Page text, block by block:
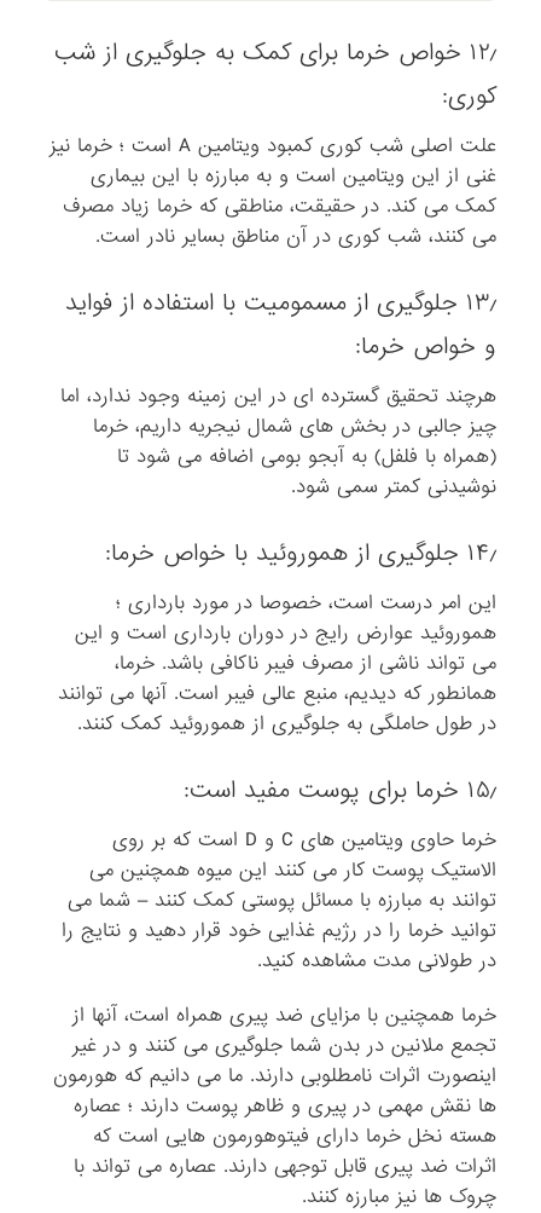
۱۲٫ خواص خرما برای کمک به جلوگیری از شب
کوری:
علت اصلی شب کوری کمبود ویتامین A است ؛ خرما نیز
غنی از این ویتامین است و به مبارزه با این بیماری
کمک می کند. در حقیقت، مناطقی که خرما زیاد مصرف
می کنند، شب کوری در آن مناطق بسایر نادر است.
۱۳٫ جلوگیری از مسمومیت با استفاده از فواید
و خواص خرما:
هرچند تحقیق گسترده ای در این زمینه وجود ندارد، اما
چیز جالبی در بخش های شمال نیجریه داریم، خرما
(همراه با فلفل) به آبجو بومی اضافه می شود تا
نوشیدنی کمتر سمی شود.
۱۴٫ جلوگیری از هموروئید با خواص خرما:
این امر درست است، خصوصا در مورد بارداری ؛
هموروئید عوارض رایج در دوران بارداری است و این
می تواند ناشی از مصرف فیبر ناکافی باشد. خرما،
همانطور که دیدیم، منبع عالی فیبر است. آنها می توانند
در طول حاملگی به جلوگیری از هموروئید کمک کنند.
۱۵٫ خرما برای پوست مفید است:
خرما حاوی ویتامین های C و D است که بر روی
الاستیک پوست کار می کنند این میوه همچنین می
توانند به مبارزه با مسائل پوستی کمک کنند – شما می
توانید خرما را در رژیم غذایی خود قرار دهید و نتایج را
در طولانی مدت مشاهده کنید.
خرما همچنین با مزایای ضد پیری همراه است، آنها از
تجمع ملانین در بدن شما جلوگیری می کنند و در غیر
اینصورت اثرات نامطلوبی دارند. ما می دانیم که هورمون
ها نقش مهمی در پیری و ظاهر پوست دارند ؛ عصاره
هسته نخل خرما دارای فیتوهورمون هایی است که
اثرات ضد پیری قابل توجهی دارند. عصاره می تواند با
چروک ها نیز مبارزه کنند.